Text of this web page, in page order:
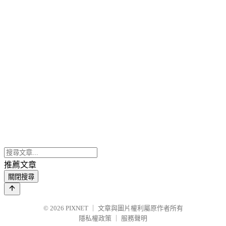
推薦文章
關閉搜尋
© 2026 PIXNET
文章與圖片權利屬原作者所有
隱私權政策
服務聲明